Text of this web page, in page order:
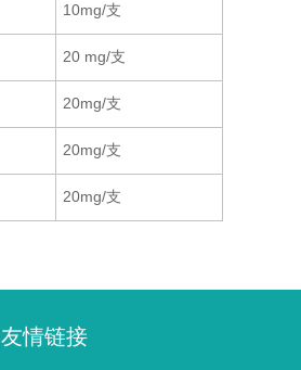
10mg/支
20 mg/支
20mg/支
20mg/支
20mg/支
友情链接